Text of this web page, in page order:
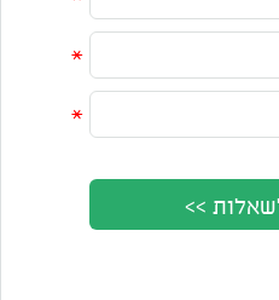
אפס חיפוש
*
*
>>